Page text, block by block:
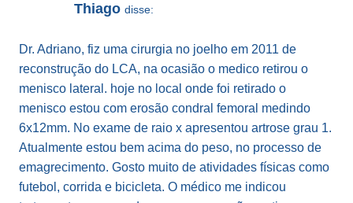
Thiago disse:
Dr. Adriano, fiz uma cirurgia no joelho em 2011 de
reconstrução do LCA, na ocasião o medico retirou o
menisco lateral. hoje no local onde foi retirado o
menisco estou com erosão condral femoral medindo
6x12mm. No exame de raio x apresentou artrose grau 1.
Atualmente estou bem acima do peso, no processo de
emagrecimento. Gosto muito de atividades físicas como
futebol, corrida e bicicleta. O médico me indicou